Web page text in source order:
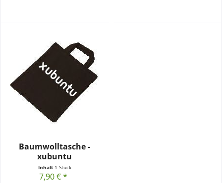
Baumwolltasche -
xubuntu
Inhalt 1 Stück
7,90 € *